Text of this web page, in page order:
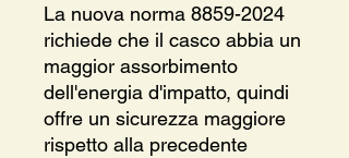
La nuova norma 8859-2024
richiede che il casco abbia un
maggior assorbimento
dell'energia d'impatto, quindi
offre un sicurezza maggiore
rispetto alla precedente